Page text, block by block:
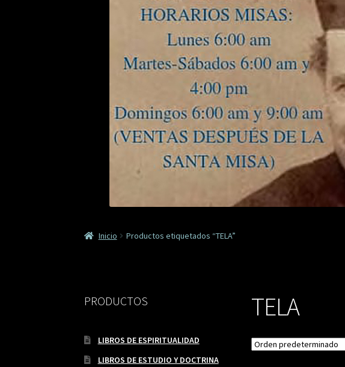
Inicio Productos etiquetados “TELA”
TELA
PRODUCTOS
LIBROS DE ESPIRITUALIDAD
LIBROS DE ESTUDIO Y DOCTRINA